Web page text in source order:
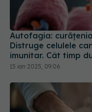
Autofagia:
Distruge celulele
imunitar. Cât timp
15 ian 2025, 09:06